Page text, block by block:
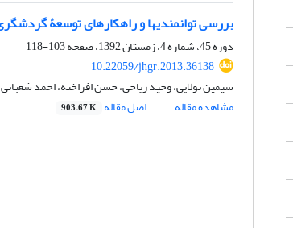
بررسی توانمندی‎ها و راهکارهای توسعۀ گردشگری روستایی در بخش کهک استان قم
دوره 45، شماره 4، زمستان 1392، صفحه
103-118
10.22059/jhgr.2013.36138
سیمین تولایی، وحید ریاحی، حسن افراخته، احمد شعبانی
مشاهده مقاله
اصل مقاله 903.67 K